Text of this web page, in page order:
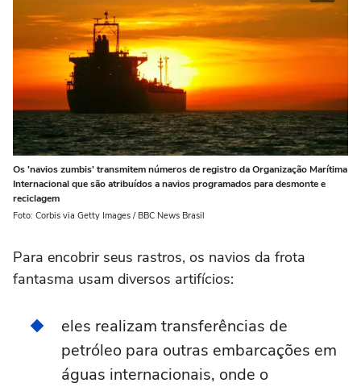
Os 'navios zumbis' transmitem números de registro da Organização Marítima
Internacional que são atribuídos a navios programados para desmonte e
reciclagem
Foto: Corbis via Getty Images / BBC News Brasil
Para encobrir seus rastros, os navios da frota
fantasma usam diversos artifícios:
eles realizam transferências de
petróleo para outras embarcações em
águas internacionais, onde o